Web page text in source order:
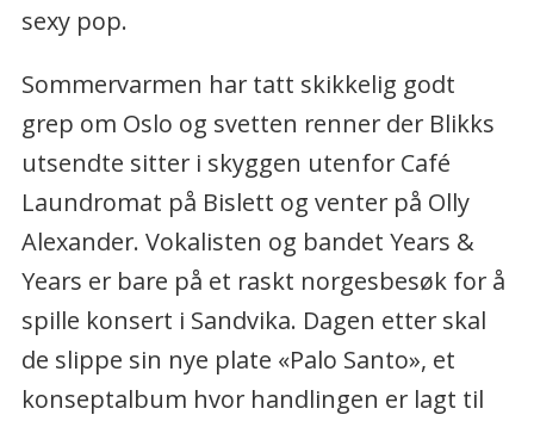
sexy pop.
Sommervarmen har tatt skikkelig godt
grep om Oslo og svetten renner der Blikks
utsendte sitter i skyggen utenfor Café
Laundromat på Bislett og venter på Olly
Alexander. Vokalisten og bandet Years &
Years er bare på et raskt norgesbesøk for å
spille konsert i Sandvika. Dagen etter skal
de slippe sin nye plate «Palo Santo», et
konseptalbum hvor handlingen er lagt til